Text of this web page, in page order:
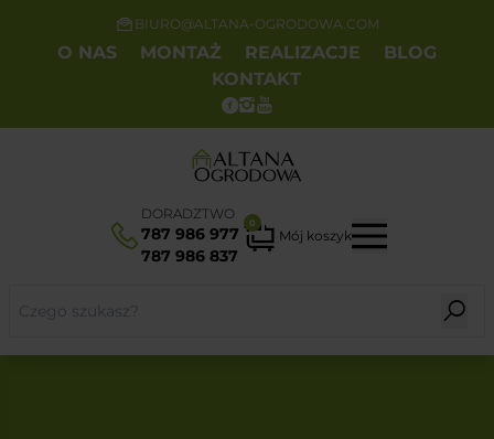
BIURO@ALTANA-OGRODOWA.COM
O NAS MONTAŻ REALIZACJE
BLOG
KONTAKT
DORADZTWO
787 986 977
787 986 837
0
Mój koszyk